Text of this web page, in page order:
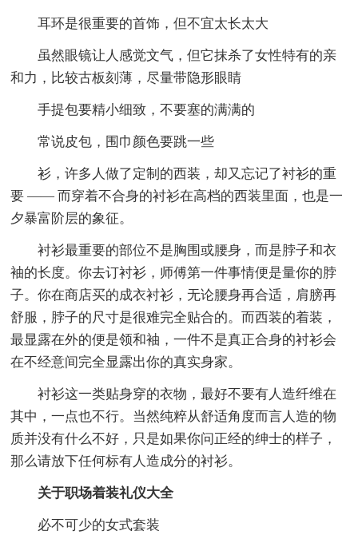
耳环是很重要的首饰，但不宜太长太大
虽然眼镜让人感觉文气，但它抹杀了女性特有的亲
和力，比较古板刻薄，尽量带隐形眼睛
手提包要精小细致，不要塞的满满的
常说皮包，围巾颜色要跳一些
衫，许多人做了定制的西装，却又忘记了衬衫的重
要 —— 而穿着不合身的衬衫在高档的西装里面，也是一
夕暴富阶层的象征。
衬衫最重要的部位不是胸围或腰身，而是脖子和衣
袖的长度。你去订衬衫，师傅第一件事情便是量你的脖
子。你在商店买的成衣衬衫，无论腰身再合适，肩膀再
舒服，脖子的尺寸是很难完全贴合的。而西装的着装，
最显露在外的便是领和袖，一件不是真正合身的衬衫会
在不经意间完全显露出你的真实身家。
衬衫这一类贴身穿的衣物，最好不要有人造纤维在
其中，一点也不行。当然纯粹从舒适角度而言人造的物
质并没有什么不好，只是如果你问正经的绅士的样子，
那么请放下任何标有人造成分的衬衫。
关于职场着装礼仪大全
必不可少的女式套装